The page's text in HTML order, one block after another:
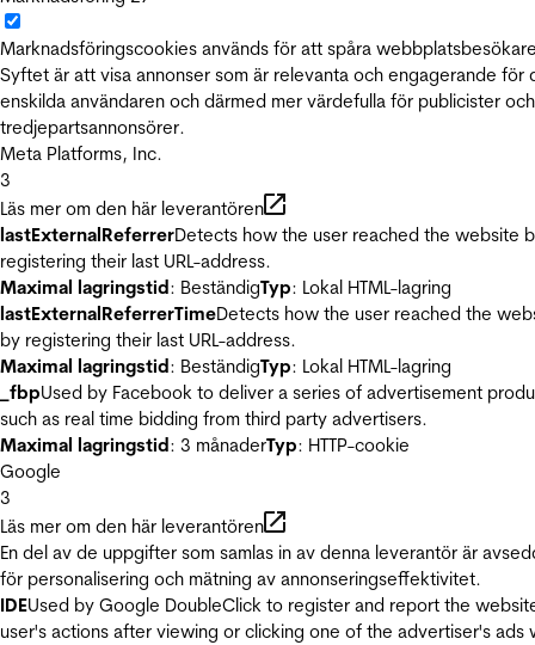
Marknadsföringscookies används för att spåra
Syftet är att visa annonser som är relevanta och engagerande för
enskilda användaren och därmed mer värdefulla för publicister och
tredjepartsannonsörer.
Meta Platforms, Inc.
3
Läs mer om den här leverantören
lastExternalReferrerDetects how the user reached the website
registering their last URL-address.
Maximal lagringstid: BeständigTyp: Lokal HTML-lagring
lastExternalReferrerTimeDetects how the user reached the
by registering their last URL-address.
Maximal lagringstid: BeständigTyp: Lokal HTML-lagring
_fbpUsed by Facebook to deliver a series of advertisement
such as real time bidding from third party advertisers.
Maximal lagringstid: 3 månaderTyp: HTTP-cookie
Google
3
Läs mer om den här leverantören
En del av de uppgifter som samlas in av denna leverantör är
för personalisering och mätning av annonseringseffektivitet.
IDEUsed by Google DoubleClick to register and report the
user's actions after viewing or clicking one of the advertiser's ads